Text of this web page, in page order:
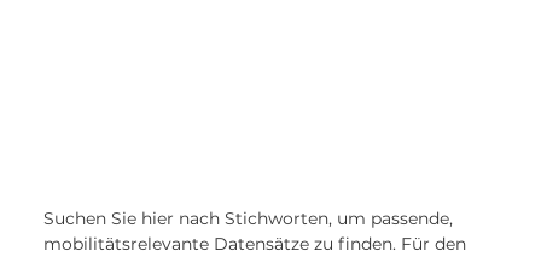
Suchen Sie hier nach Stichworten, um passende,
mobilitätsrelevante Datensätze zu finden. Für den